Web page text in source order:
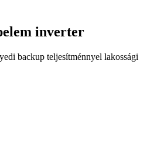
inverter
backup teljesítménnyel lakossági